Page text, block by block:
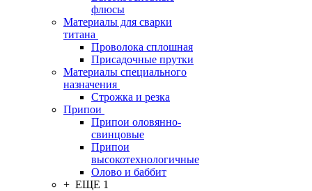
флюсы
Материалы для сварки
титана
Проволока сплошная
Присадочные прутки
Материалы специального
назначения
Строжка и резка
Припои
Припои оловянно-
свинцовые
Припои
высокотехнологичные
Олово и баббит
+ ЕЩЕ 1